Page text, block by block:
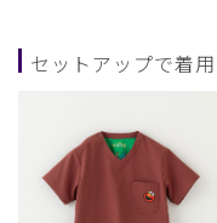
セットアップで着